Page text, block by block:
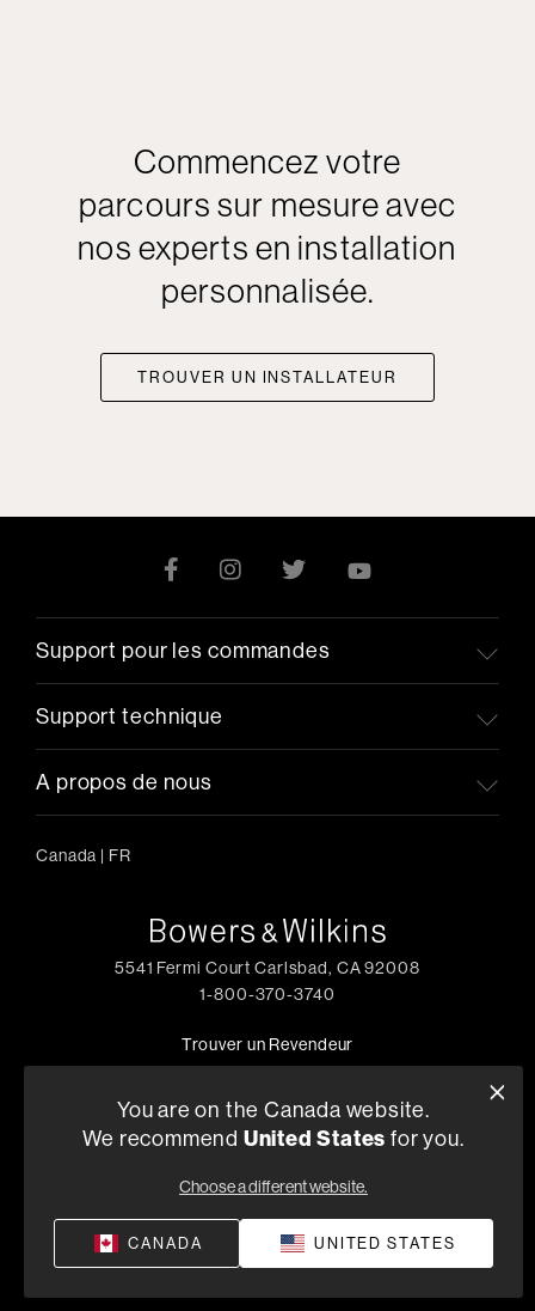
Commencez votre
parcours sur mesure avec
nos experts en installation
personnalisée.
TROUVER UN INSTALLATEUR
Support pour les commandes
Support technique
A propos de nous
Canada | FR
5541 Fermi Court Carlsbad, CA 92008
1-800-370-3740
Trouver un Revendeur
Politique de Confidentialité
Conditions de Vente
Harman International Industries, Incorporated. All
You are on the Canada website.
We recommend United States for you.
Choose a different website.
CANADA UNITED STATES